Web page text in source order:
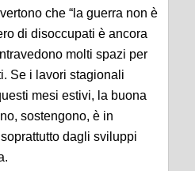
che “la guerra non è
di disoccupati è ancora
molti spazi per
Se i lavori stagionali
mesi estivi, la buona
sostengono, è in
dagli sviluppi